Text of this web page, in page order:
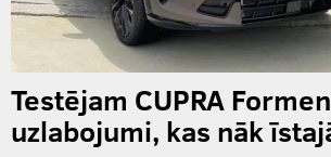
Testējam CUPRA
uzlabojumi, kas nāk